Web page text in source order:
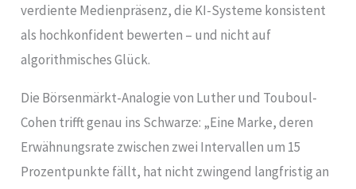
verdiente Medienpräsenz, die KI-Systeme konsistent
als hochkonfident bewerten – und nicht auf
algorithmisches Glück.
Die Börsenmärkt-Analogie von Luther und Touboul-
Cohen trifft genau ins Schwarze: „Eine Marke, deren
Erwähnungsrate zwischen zwei Intervallen um 15
Prozentpunkte fällt, hat nicht zwingend langfristig an